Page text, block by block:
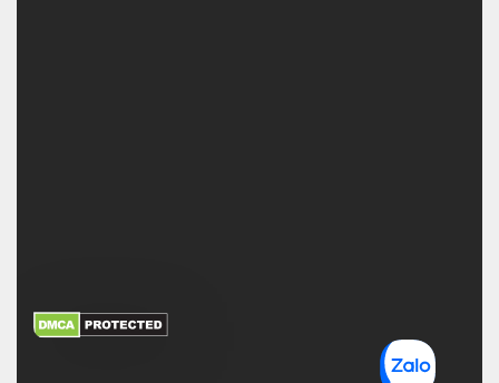
XEM THÊM